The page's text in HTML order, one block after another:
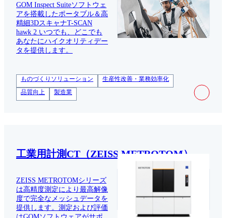
GOM Inspect Suiteソフトウェ
アを搭載したポータブル＆高
精細3DスキャナT-SCAN
hawk 2 いつでも、どこでも
あなたにハイクオリティデー
タを提供します。
ものづくりソリューション
生産性改善・業務効率化
品質向上
製造業
工業用計測CT（ZEISS METROTOM）
ZEISS METROTOMシリーズ
は高精度測定により最高解像
度で完全なメッシュデータを
提供します。測定および評価